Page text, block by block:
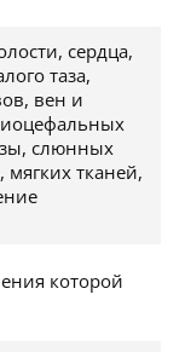
сердца,
таза,
вен и
слюнных
тканей,
которой